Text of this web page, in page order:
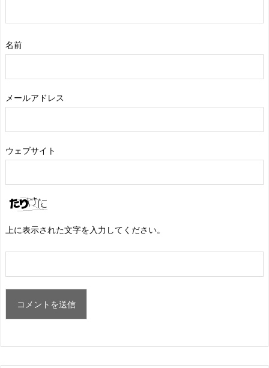
名前
メールアドレス
ウェブサイト
上に表示された文字を入力してください。